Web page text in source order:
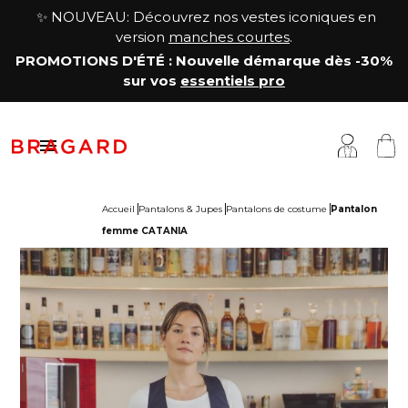
✨ NOUVEAU: Découvrez nos vestes iconiques en
version manches courtes.
PROMOTIONS D'ÉTÉ : Nouvelle démarque dès -30%
sur vos essentiels pro

& Jupes
& Chasubles
& Chaussettes
cuisine
boucher, charcutier, traiteur
fromager
service & hôtellerie
médicale
Maison
histoire
faire
& Collaborations
Accueil Pantalons & Jupes Pantalons de costume Pantalon
femme CATANIA